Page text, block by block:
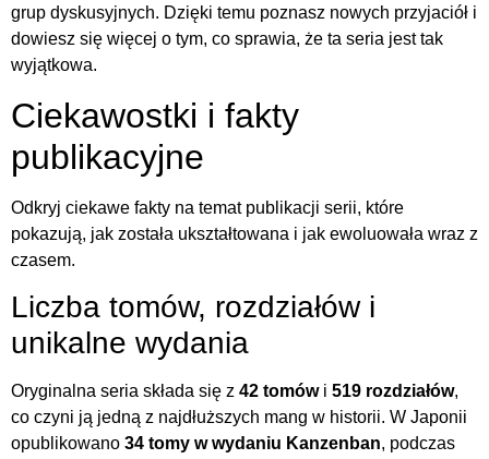
grup dyskusyjnych. Dzięki temu poznasz nowych przyjaciół i
dowiesz się więcej o tym, co sprawia, że ta seria jest tak
wyjątkowa.
Ciekawostki i fakty
publikacyjne
Odkryj ciekawe fakty na temat publikacji serii, które
pokazują, jak została ukształtowana i jak ewoluowała wraz z
czasem.
Liczba tomów, rozdziałów i
unikalne wydania
Oryginalna seria składa się z 42 tomówi 519 rozdziałów,
co czyni ją jedną z najdłuższych mang w historii. W Japonii
opublikowano 34 tomy w wydaniu Kanzenban, podczas